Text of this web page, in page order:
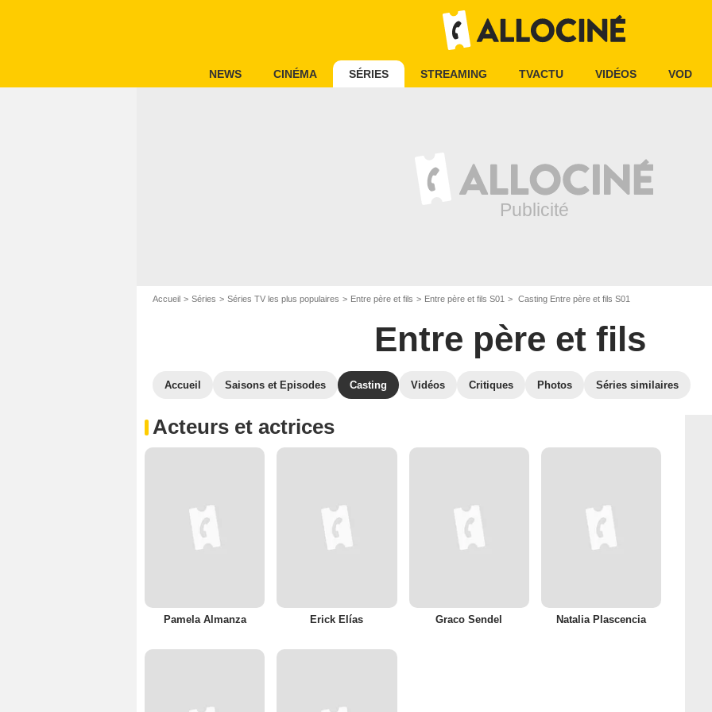
NEWS CINÉMA SÉRIES STREAMING TVACTU VIDÉOS VOD
Accueil Séries Séries TV les plus populaires Entre père et fils Entre père et fils S01 Casting Entre père et fils S01
Entre père et fils
Accueil Saisons et Episodes Casting Vidéos Critiques Photos Séries similaires
Acteurs et actrices
Pamela Almanza Erick Elías Graco Sendel Natalia Plascencia